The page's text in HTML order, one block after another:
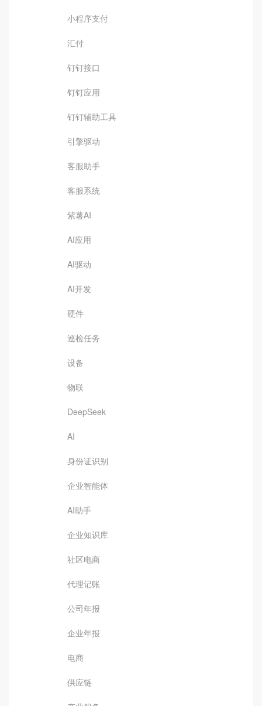
小程序支付
汇付
钉钉接口
钉钉应用
钉钉辅助工具
引擎驱动
客服助手
客服系统
紫薯AI
AI应用
AI驱动
AI开发
硬件
巡检任务
设备
物联
DeepSeek
AI
身份证识别
企业智能体
AI助手
企业知识库
社区电商
代理记账
公司年报
企业年报
电商
供应链